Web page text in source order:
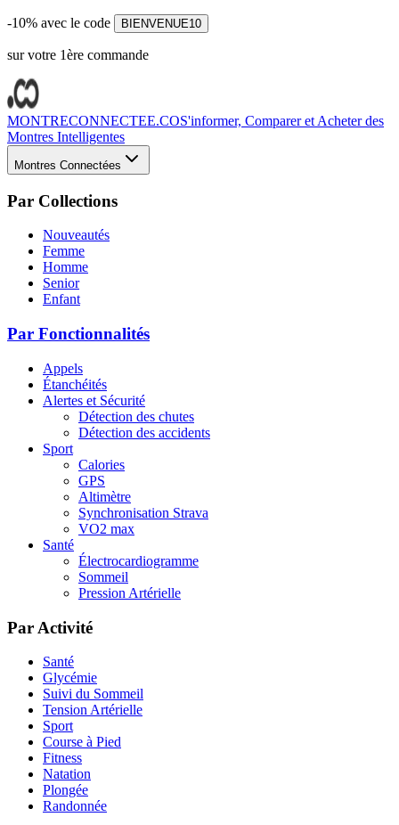
-10% avec le code BIENVENUE10
sur votre 1ère commande
MONTRECONNECTEE.COS'informer, Comparer et Acheter des
Montres Intelligentes
Montres Connectées
Par Collections
Nouveautés
Femme
Homme
Senior
Enfant
Par Fonctionnalités
Appels
Étanchéités
Alertes et Sécurité
Détection des chutes
Détection des accidents
Sport
Calories
GPS
Altimètre
Synchronisation Strava
VO2 max
Santé
Électrocardiogramme
Sommeil
Pression Artérielle
Par Activité
Santé
Glycémie
Suivi du Sommeil
Tension Artérielle
Sport
Course à Pied
Fitness
Natation
Plongée
Randonnée